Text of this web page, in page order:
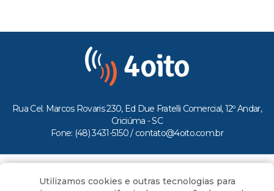
Rua Cel. Marcos Rovaris 230, Ed Due Fratelli Comercial, 12º Andar,
Criciúma - SC
Fone: (48) 3431-5150 / contato@4oito.com.br
Todos os direitos reservados ao Portal 4oito
Utilizamos cookies e outras tecnologias para